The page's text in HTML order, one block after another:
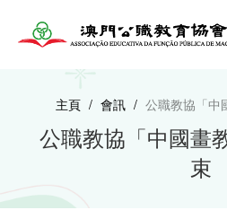
主頁 / 會訊 / 公職教協「中
公職教協「中國畫
束